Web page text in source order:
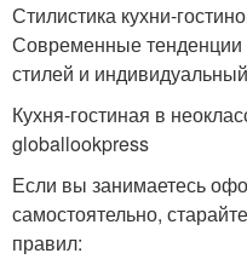
Стилистика кухни-
Современные
стилей и
Кухня-гостиная в
globallookpress
Если вы занимаетесь
самостоятельно,
правил: